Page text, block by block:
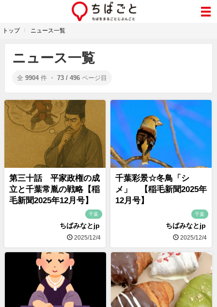
トップ ニュース一覧
ニュース一覧
全 9904 件 ・ 73 / 496 ページ目
第三十話 平家政権の成
立と千葉常胤の戦略【稲
毛新聞2025年12月号】
千葉
ちばみなとjp
2025/12/4
千葉彩景☆冬鳥「シ
メ」 【稲毛新聞2025年
12月号】
千葉
ちばみなとjp
2025/12/4